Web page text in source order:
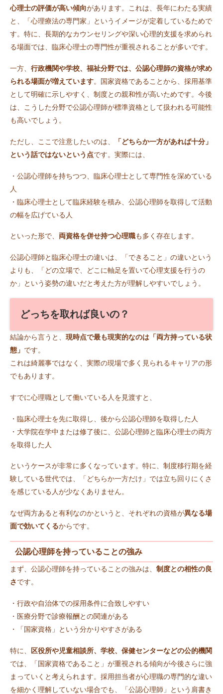
心理士の評価が高い傾向があります。これは、長年にわたる実績
と、「心理療法の専門家」というイメージが定着しているためで
す。特に、長期的なカウンセリングや深い心理的支援を求められ
る場面では、臨床心理士の専門性が重視されることが多いです。
一方、 行政機関や学校、福祉分野では、公認心理師の資格が求め
られる場面が増えています。国家資格であることから、採用基準
として明確に示しやすく、制度との親和性が高いためです。今後
は、こうした分野で公認心理師が標準資格として扱われる可能性
も高いでしょう。
ただし、ここで注意したいのは、
「どちらか一方があれば十分」
という話ではないという点です。実際には、
・公認心理師を持ちつつ、臨床心理士として専門性を深めている
人
・臨床心理士として臨床経験を積み、公認心理師を取得して活動
の幅を広げている人
といった形で、 両資格を併せ持つ心理職も多く存在します。
公認心理師と臨床心理士の違いは、「できること」の違いという
よりも、「どの立場で、どこに軸足を置いて心理支援を行うの
か」という姿勢の違いだと考えた方が理解しやすいでしょう。
どっちを取れば良いの？
結論から言うと、 現時点で最も現実的なのは「両方持っている状
態」 です。
これは綺麗事ではなく、実際の現場で多く見られるキャリアの形
でもあります。
すでに心理職として働いている人を見渡すと、
・臨床心理士を先に取得し、後から公認心理師を取得した人
・大学院在学中または修了後に、公認心理師と臨床心理士の両方
を取得した人
というケースが非常に多くなっています。特に、制度移行期を経
験している世代では、「どちらか一方だけ」では立ち回りにくさ
を感じている人が少なくありません。
なぜ両方あると有利なのかというと、それぞれの資格が異なる場
面で効いてくるからです。
公認心理師を持っていることの強み
まず、公認心理師を持っていることの強みは、 制度との相性の良
さです。
・行政や自治体での採用条件に合致しやすい
・医療分野で診療報酬との関連がある
・「国家資格」という分かりやすさがある
特に、
区役所や児童相談所、学校、保健センターなどの公的機関
では、「国家資格であること」が重視される傾向が今後さらに強
まっていくと考えられます。採用担当者が心理職の専門的な違い
を細かく理解していない場合でも、「公認心理師」という肩書き